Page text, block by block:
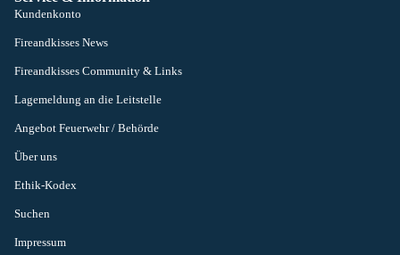
Kundenkonto
Fireandkisses News
Fireandkisses Community & Links
Lagemeldung an die Leitstelle
Angebot Feuerwehr / Behörde
Über uns
Ethik-Kodex
Suchen
Impressum